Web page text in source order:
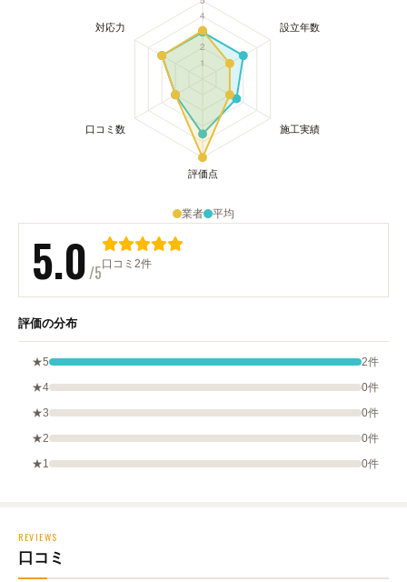
業者 平均
5.0/5口コミ2件
評価の分布
★5
2件
★4
0件
★3
0件
★2
0件
★1
0件
REVIEWS
口コミ